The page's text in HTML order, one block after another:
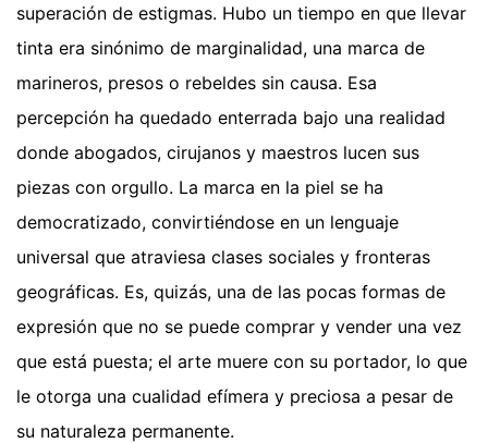
superación de estigmas. Hubo un tiempo en que llevar
tinta era sinónimo de marginalidad, una marca de
marineros, presos o rebeldes sin causa. Esa
percepción ha quedado enterrada bajo una realidad
donde abogados, cirujanos y maestros lucen sus
piezas con orgullo. La marca en la piel se ha
democratizado, convirtiéndose en un lenguaje
universal que atraviesa clases sociales y fronteras
geográficas. Es, quizás, una de las pocas formas de
expresión que no se puede comprar y vender una vez
que está puesta; el arte muere con su portador, lo que
le otorga una cualidad efímera y preciosa a pesar de
su naturaleza permanente.